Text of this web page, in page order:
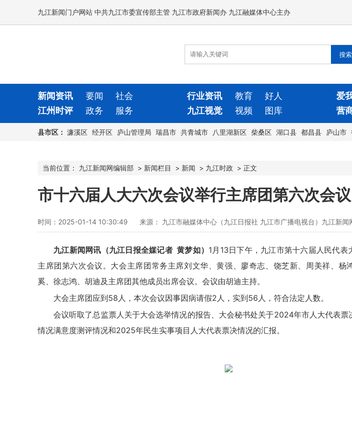
九江新闻门户网站 中共九江市委宣传部主管 九江市政府新闻办 九江融媒体中心主办
新闻资讯 要闻 社会 行业资讯 教育 好人 爱
江州时评
政务 服务 九江视觉 视频 图库 营
县市区： 濂溪区 经开区 庐山管理局 瑞昌市 共青城市 八里湖新区 柴桑区 湖口县 都昌县 庐山市
当前位置： 九江新闻网编辑部 > 新闻栏目 > 新闻 > 九江时政 > 正文
市十六届人大六次会议举行主席团第六次会议
时间：2025-01-14 10:30:49 来源： 九江市融媒体中心（九江日报社 九江市广播电视台）九江新闻
九江新闻网讯（九江日报全媒记者 黄梦如） 1月13日下午，九江市第十六届人民代表
主席团第六次会议。大会主席团常务主席刘文华、黄强、廖奇志、饶芝新、周美祥、杨
奚、徐志鸿、胡迪及主席团其他成员出席会议。会议由胡迪主持。
大会主席团应到58人，本次会议因事因病请假2人，实到56人，符合法定人数。
会议听取了总监票人关于大会选举情况的报告、大会秘书处关于2024年市人大代表票
情况满意度测评情况和2025年民生实事项目人大代表票决情况的汇报。